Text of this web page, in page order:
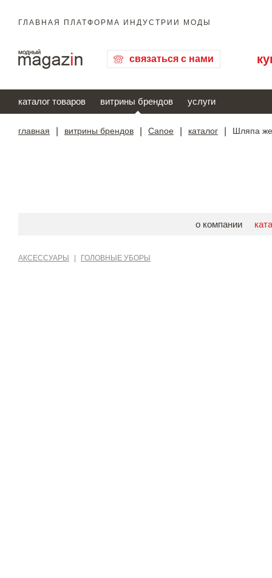
ГЛАВНАЯ ПЛАТФОРМА ИНДУСТРИИ МОДЫ
связаться с нами
каталог товаров витрины брендов услуги
главная витрины брендов Canoe каталог Шляпа
о компании
АКСЕССУАРЫ ГОЛОВНЫЕ УБОРЫ